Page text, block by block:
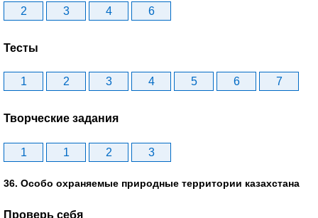
2 3 4 6
Тесты
1 2 3 4 5 6 7
Творческие задания
1 1 2 3
36. Особо охраняемые природные территории казахстана
Проверь себя